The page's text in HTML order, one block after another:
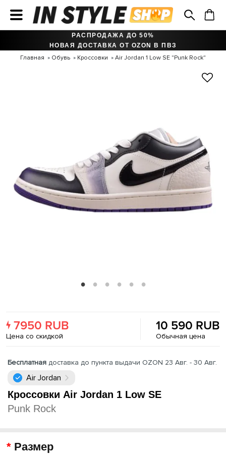
РАСПРОДАЖА ДО 50%
НОВАЯ ДОСТАВКА ОТ OZON В ПВЗ
Главная Обувь Кроссовки Air Jordan 1 Low SE "Punk Rock"
7950 RUB
Цена со скидкой
10 590 RUB
Обычная цена
Бесплатная доставка до пункта выдачи OZON 23 Авг. - 30 Авг.
Air Jordan
Кроссовки Air Jordan 1 Low SE
Punk Rock
Размер